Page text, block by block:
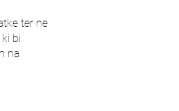
ter ne
bi
na